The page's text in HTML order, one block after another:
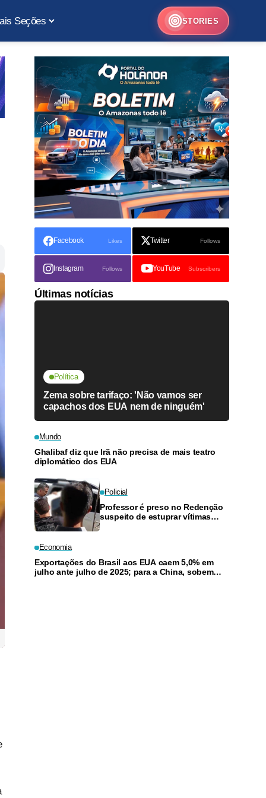
Seções STORIES
Facebook Likes Twitter Follows
Instagram Follows YouTube Subscribers
Últimas notícias
Política
Zema sobre tarifaço: 'Não vamos ser
capachos dos EUA nem de ninguém'
Mundo
Ghalibaf diz que Irã não precisa de mais teatro
diplomático dos EUA
Policial
Professor é preso no Redenção
suspeito de estuprar vítimas
Economia
Exportações do Brasil aos EUA caem 5,0% em
julho ante julho de 2025; para a China, sobem